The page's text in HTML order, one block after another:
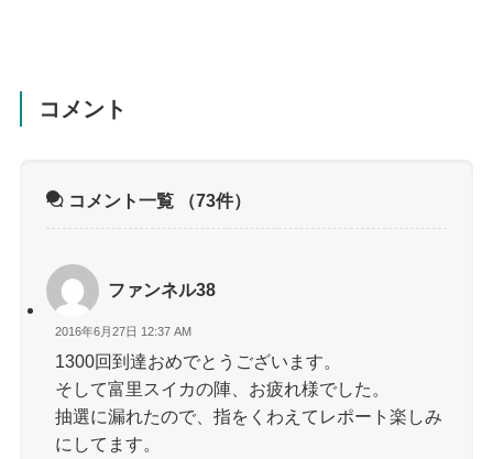
コメント
コメント一覧 （73件）
ファンネル38
2016年6月27日 12:37 AM
1300回到達おめでとうございます。
そして富里スイカの陣、お疲れ様でした。
抽選に漏れたので、指をくわえてレポート楽しみ
にしてます。